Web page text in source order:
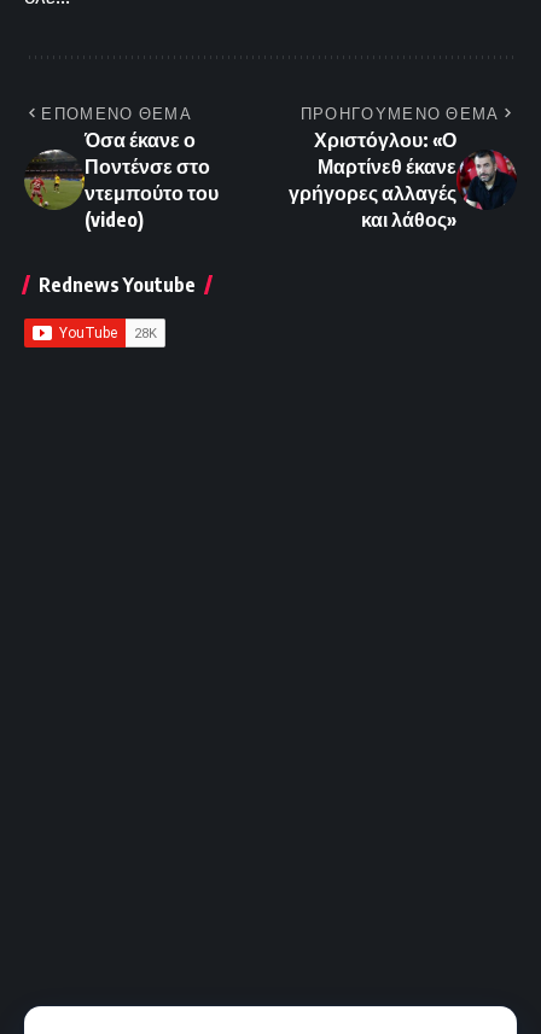
ΕΠΟΜΕΝΟ ΘΕΜΑ
Όσα έκανε ο
Ποντένσε στο
ντεμπούτο του
(video)
ΠΡΟΗΓΟΥΜΕΝΟ ΘΕΜΑ
Χριστόγλου: «Ο
Μαρτίνεθ έκανε
γρήγορες αλλαγές
και λάθος»
Rednews Youtube